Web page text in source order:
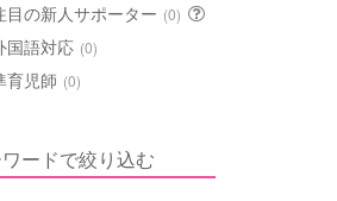
目の新人サポーター (0)
国語対応 (0)
育児師 (0)
ードで絞り込む